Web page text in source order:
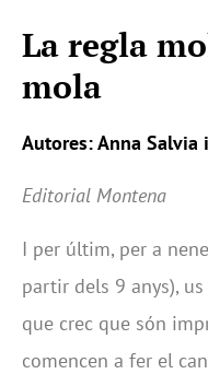
La regla
mola
Autores: Anna Salvia
Editorial Montena
I per últim, per a
partir dels 9 anys),
que crec que són
comencen a fer el